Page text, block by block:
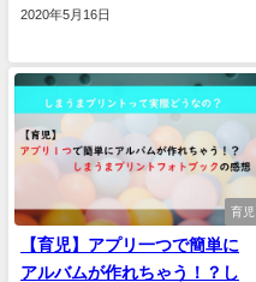
2020年5月16日
育児
【育児】アプリ一つで簡単に
アルバムが作れちゃう！？し